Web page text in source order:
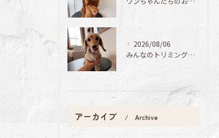
2026/08/06
みんなのトリミング日記🌟
アーカイブ Archive